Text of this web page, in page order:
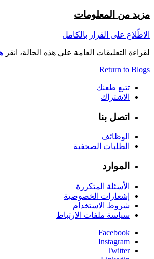
مزيد من المعلومات
الاطّلاع على القرار بالكامل
لقراءة التعليقات العامة على هذه الحالة، انقر
Return to Blogs
تتبع طعنك
الاشتراك
اتصل بنا
الوظائف
الطلبات الصحفية
الموارد
الأسئلة المتكررة
إشعارات الخصوصية
شروط الاستخدام
سياسة ملفات الارتباط
Facebook
Instagram
Twitter